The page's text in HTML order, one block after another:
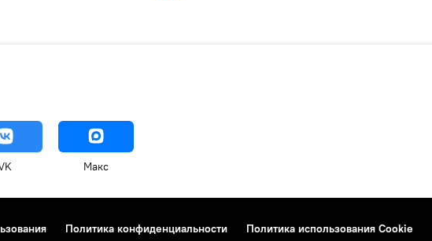
Макс
Политика конфиденциальности Политика использования Cookie